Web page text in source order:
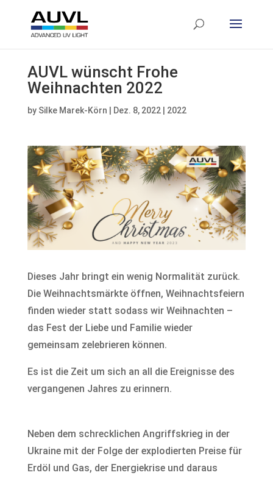
AUVL wünscht Frohe
Weihnachten 2022
by Silke Marek-Körn Dez. 8, 2022| 2022
Dieses Jahr bringt ein wenig Normalität zurück.
Die Weihnachtsmärkte öffnen, Weihnachtsfeiern
finden wieder statt sodass wir Weihnachten –
das Fest der Liebe und Familie wieder
gemeinsam zelebrieren können.
Es ist die Zeit um sich an all die Ereignisse des
vergangenen Jahres zu erinnern.
Neben dem schrecklichen Angriffskrieg in der
Ukraine mit der Folge der explodierten Preise für
Erdöl und Gas, der Energiekrise und daraus